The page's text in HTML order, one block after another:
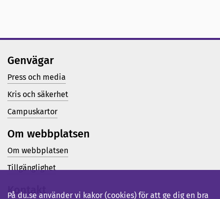
Genvägar
Press och media
Kris och säkerhet
Campuskartor
Om webbplatsen
Om webbplatsen
Tillgänglighet
Kontakt
På du.se använder vi kakor (cookies) för att ge dig en bra